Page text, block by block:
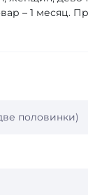
– 1 месяц.
половинки)